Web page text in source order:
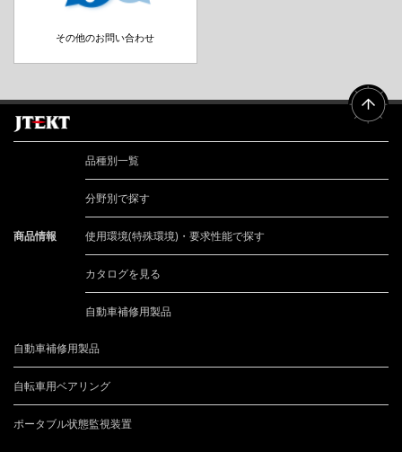
その他のお問い合わせ
商品情報
品種別一覧
分野別で探す
使用環境(特殊環境)・要求性能で探す
カタログを見る
自動車補修用製品
自動車補修用製品
自転車用ベアリング
ポータブル状態監視装置